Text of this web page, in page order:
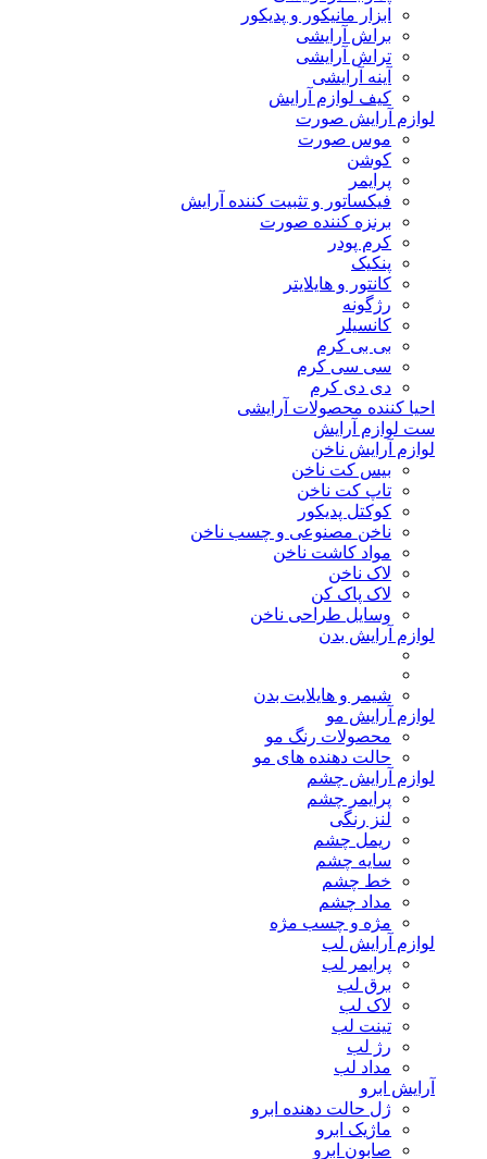
ابزار مانیکور و پدیکور
براش آرایشی
تراش آرایشی
آینه آرایشی
کیف لوازم آرایش
لوازم آرایش صورت
موس صورت
کوشن
پرایمر
فیکساتور و تثبیت کننده آرایش
برنزه کننده صورت
کرم پودر
پنکیک
کانتور و هایلایتر
رژگونه
کانسیلر
بی بی کرم
سی سی کرم
دی دی کرم
احیا کننده محصولات آرایشی
ست لوازم آرایش
لوازم آرایش ناخن
بیس کت ناخن
تاپ کت ناخن
کوکتل پدیکور
ناخن مصنوعی و چسب ناخن
مواد کاشت ناخن
لاک ناخن
لاک پاک کن
وسایل طراحی ناخن
لوازم آرایش بدن
شیمر و هایلایت بدن
لوازم آرایش مو
محصولات رنگ مو
حالت دهنده های مو
لوازم آرایش چشم
پرایمر چشم
لنز رنگی
ریمل چشم
سایه چشم
خط چشم
مداد چشم
مژه و چسب مژه
لوازم آرایش لب
پرایمر لب
برق لب
لاک لب
تینت لب
رژ لب
مداد لب
آرایش ابرو
ژل حالت دهنده ابرو
ماژیک ابرو
صابون ابرو